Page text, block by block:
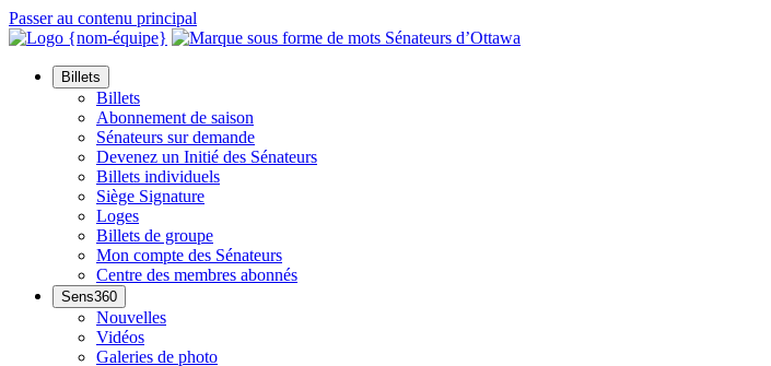
Passer au contenu principal
Billets
Billets
Abonnement de saison
Sénateurs sur demande
Devenez un Initié des Sénateurs
Billets individuels
Siège Signature
Loges
Billets de groupe
Mon compte des Sénateurs
Centre des membres abonnés
Sens360
Nouvelles
Vidéos
Galeries de photo